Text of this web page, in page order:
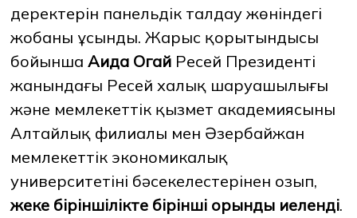
деректерін панельдік талдау жөніндегі
жобаны ұсынды. Жарыс қорытындысы
бойыншаАида Огай Ресей Президенті
жанындағы Ресей халық шаруашылығы
және мемлекеттік қызмет академиясының
Алтайлық филиалы мен Әзербайжан
мемлекеттік экономикалық
университетінің бәсекелестерінен озып,
жеке біріншілікте бірінші орынды иеленді.